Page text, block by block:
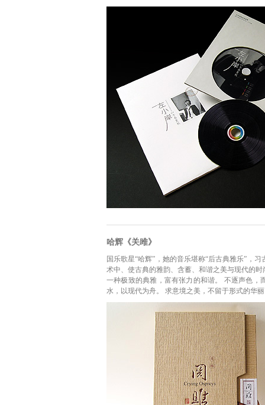
哈辉《关雎》
国乐歌星“哈辉”，她的音乐堪称“后古典雅乐”，
术中、使古典的雅韵、含蓄、和谐之美与现代的
一种极致的典雅，富有张力的和谐。 不逐声色
水，以现代为舟。 求意境之美，不留于形式的华